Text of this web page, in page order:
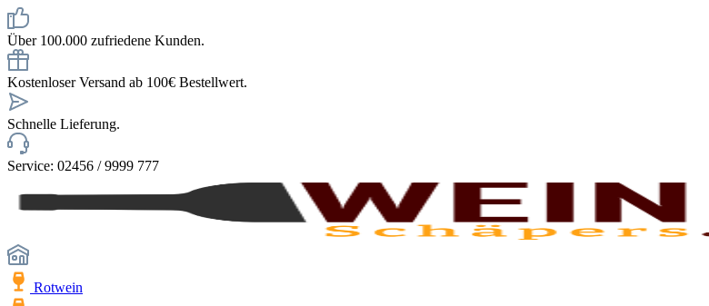
Über 100.000 zufriedene Kunden.
Kostenloser Versand ab 100€ Bestellwert.
Schnelle Lieferung.
Service: 02456 / 9999 777
Rotwein